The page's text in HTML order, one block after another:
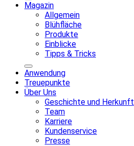
Magazin
Allgemein
Blühfläche
Produkte
Einblicke
Tipps & Tricks
Anwendung
Treuepunkte
Über Uns
Geschichte und Herkunft
Team
Karriere
Kundenservice
Presse